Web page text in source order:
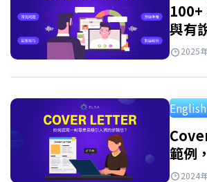
100+
與有
巧2025
範例
且令
2024